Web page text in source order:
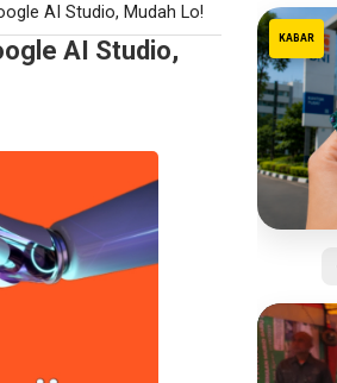
AI Studio, Mudah Lo!
AI Studio,
KABAR
Kartu
Tanpa